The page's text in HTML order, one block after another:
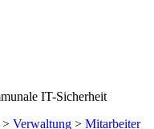
> Verwaltung > Mitarbeiter